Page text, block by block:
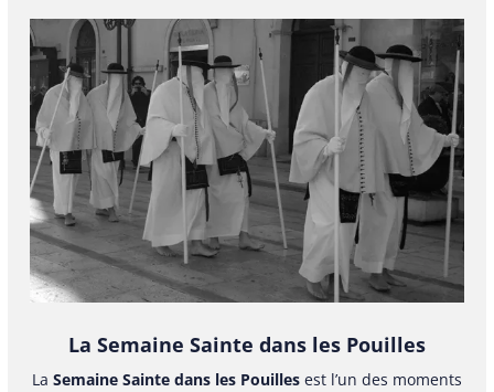
La Semaine Sainte dans les Pouilles
La Semaine Sainte dans les Pouilles est l’un des moments